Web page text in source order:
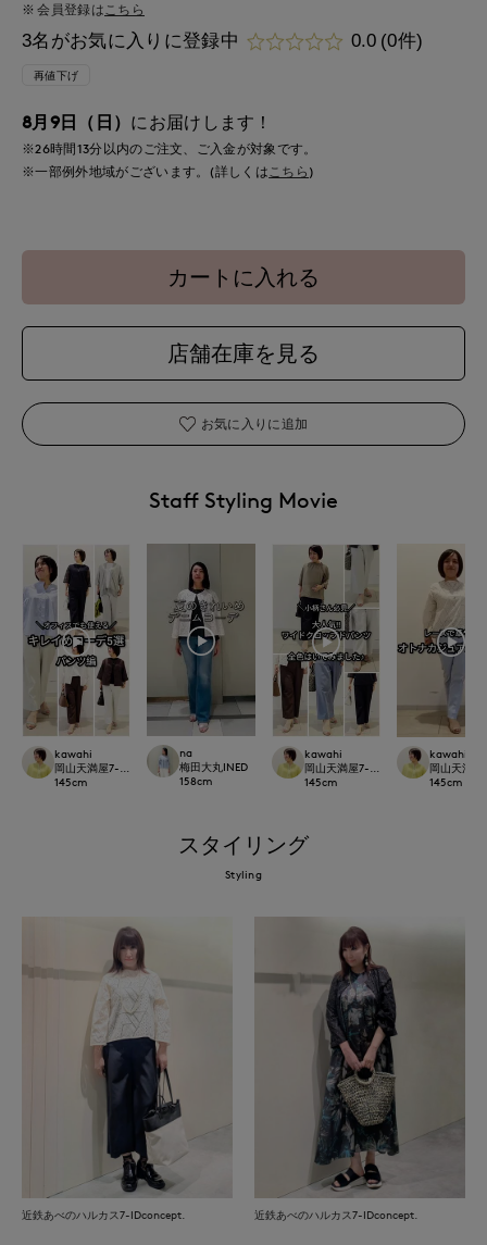
会員登録は こちら
3名がお気に入りに登録中 0.0 (0件)
再値下げ
8月9日（日） にお届けします！
※26時間12分以内のご注文、ご入金が対象です。
※一部例外地域がございます。(詳しくはこちら )
カートに入れる
店舗在庫を見る
お気に入りに追加
Staff Styling Movie
kawahi
岡山天満屋7-IDconcept.
145cm
na
梅田大丸INED
158cm
kawahi
岡山天満屋7-IDconcept.
145cm
kawahi
岡山天満
145cm
スタイリング
Styling
近鉄あべのハルカス7-IDconcept. 近鉄あべのハルカス7-IDconcept.